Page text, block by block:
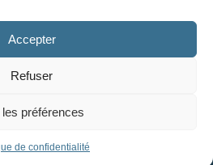
Accepter
Refuser
les préférences
de confidentialité
:La Luciole Digitale